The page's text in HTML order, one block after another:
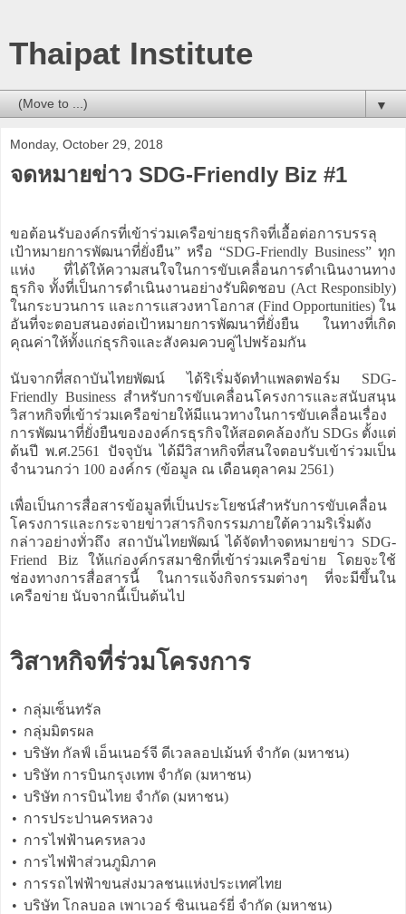
Thaipat Institute
▼
Monday, October 29, 2018
จดหมายข่าว SDG-Friendly Biz #1
ขอต้อนรับองค์กรที่เข้าร่วมเครือข่ายธุรกิจที่เอื้อต่อการบรรลุ
เป้าหมายการพัฒนาที่ยั่งยืน” หรือ “SDG-Friendly Business” ทุก
แห่ง ที่ได้ให้ความสนใจในการขับเคลื่อนการดำเนินงานทาง
ธุรกิจ ทั้งที่เป็นการดำเนินงานอย่างรับผิดชอบ (Act Responsibly)
ในกระบวนการ และการแสวงหาโอกาส (Find Opportunities) ใน
อันที่จะตอบสนองต่อเป้าหมายการพัฒนาที่ยั่งยืน ในทางที่เกิด
คุณค่าให้ทั้งแก่ธุรกิจและสังคมควบคู่ไปพร้อมกัน
นับจากที่สถาบันไทยพัฒน์ ได้ริเริ่มจัดทำแพลตฟอร์ม SDG-
Friendly Business สำหรับการขับเคลื่อนโครงการและสนับสนุน
วิสาหกิจที่เข้าร่วมเครือข่ายให้มีแนวทางในการขับเคลื่อนเรื่อง
การพัฒนาที่ยั่งยืนขององค์กรธุรกิจให้สอดคล้องกับ SDGs ตั้งแต่
ต้นปี พ.ศ.2561 ปัจจุบัน ได้มีวิสาหกิจที่สนใจตอบรับเข้าร่วมเป็น
จำนวนกว่า 100 องค์กร (ข้อมูล ณ เดือนตุลาคม 2561)
เพื่อเป็นการสื่อสารข้อมูลที่เป็นประโยชน์สำหรับการขับเคลื่อน
โครงการและกระจายข่าวสารกิจกรรมภายใต้ความริเริ่มดัง
กล่าวอย่างทั่วถึง สถาบันไทยพัฒน์ ได้จัดทำจดหมายข่าว SDG-
Friend Biz ให้แก่องค์กรสมาชิกที่เข้าร่วมเครือข่าย โดยจะใช้
ช่องทางการสื่อสารนี้ ในการแจ้งกิจกรรมต่างๆ ที่จะมีขึ้นใน
เครือข่าย นับจากนี้เป็นต้นไป
วิสาหกิจที่ร่วมโครงการ
• กลุ่มเซ็นทรัล
• กลุ่มมิตรผล
• บริษัท กัลฟ์ เอ็นเนอร์จี ดีเวลลอปเม้นท์ จำกัด (มหาชน)
• บริษัท การบินกรุงเทพ จำกัด (มหาชน)
• บริษัท การบินไทย จำกัด (มหาชน)
• การประปานครหลวง
• การไฟฟ้านครหลวง
• การไฟฟ้าส่วนภูมิภาค
• การรถไฟฟ้าขนส่งมวลชนแห่งประเทศไทย
• บริษัท โกลบอล เพาเวอร์ ซินเนอร์ยี่ จำกัด (มหาชน)